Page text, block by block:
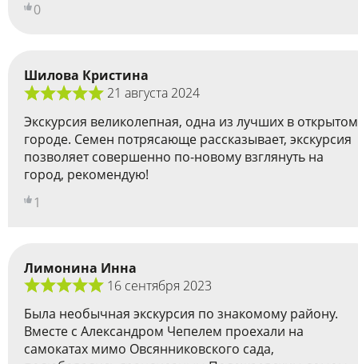
0
Шилова Кристина
21 августа 2024
Экскурсия великолепная, одна из лучших в открытом
городе. Семен потрясающе рассказывает, экскурсия
позволяет совершенно по-новому взглянуть на
город, рекомендую!
1
Лимонина Инна
16 сентября 2023
Была необычная экскурсия по знакомому району.
Вместе с Александром Чепелем проехали на
самокатах мимо Овсянниковского сада,